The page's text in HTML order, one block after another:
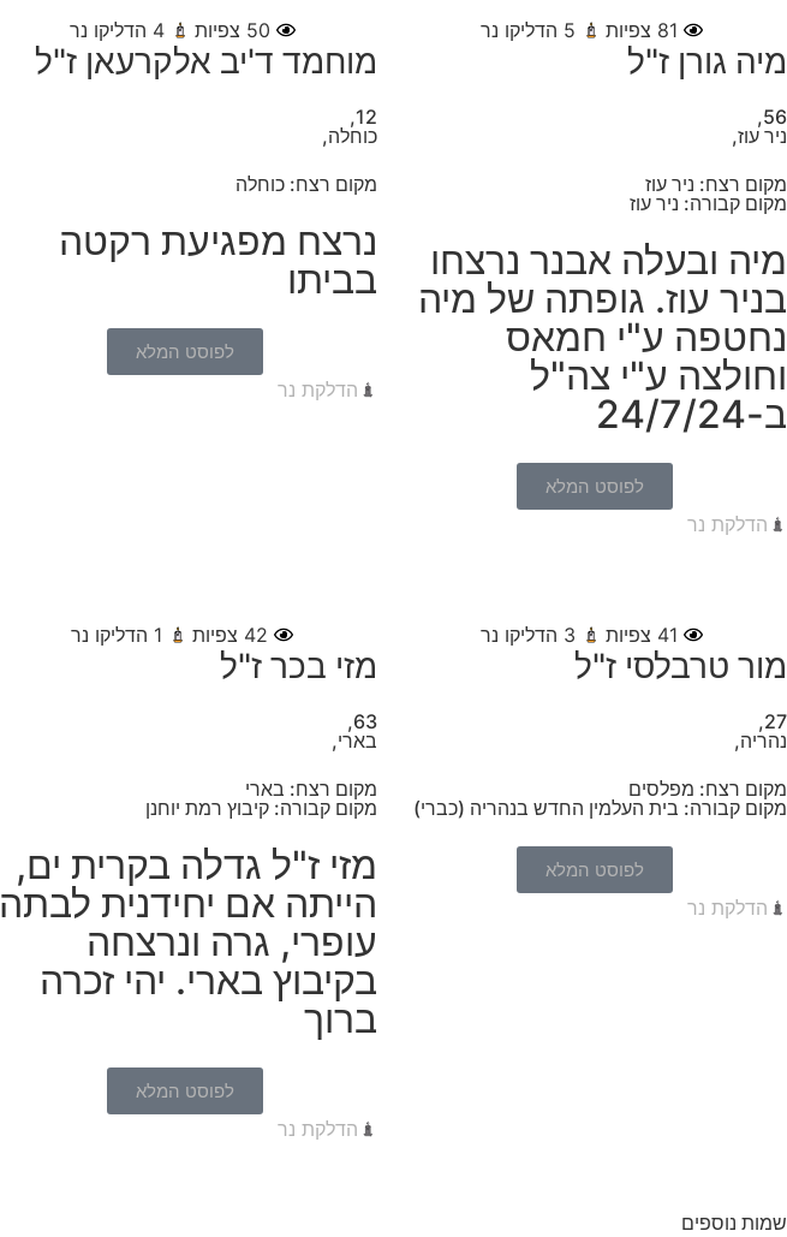
81 צפיות 5 הדליקו נר
מיה גורן ז"ל
56,
ניר עוז,
מקום רצח: ניר עוז
מקום קבורה: ניר עוז
מיה ובעלה אבנר נרצחו
בניר עוז. גופתה של מיה
נחטפה ע"י חמאס
וחולצה ע"י צה"ל
ב-24/7/24
לפוסט המלא
הדלקת נר
50 צפיות 4 הדליקו נר
מוחמד ד'יב אלקרעאן ז"ל
12,
כוחלה,
מקום רצח: כוחלה
נרצח מפגיעת רקטה
בביתו
לפוסט המלא
הדלקת נר
41 צפיות 3 הדליקו נר
מור טרבלסי ז"ל
27,
נהריה,
מקום רצח: מפלסים
מקום קבורה: בית העלמין החדש בנהריה (כברי)
לפוסט המלא
הדלקת נר
42 צפיות 1 הדליקו נר
מזי בכר ז"ל
63,
בארי,
מקום רצח: בארי
מקום קבורה: קיבוץ רמת יוחנן
מזי ז"ל גדלה בקרית ים,
הייתה אם יחידנית לבתה
עופרי, גרה ונרצחה
בקיבוץ בארי. יהי זכרה
ברוך
לפוסט המלא
הדלקת נר
שמות נוספים